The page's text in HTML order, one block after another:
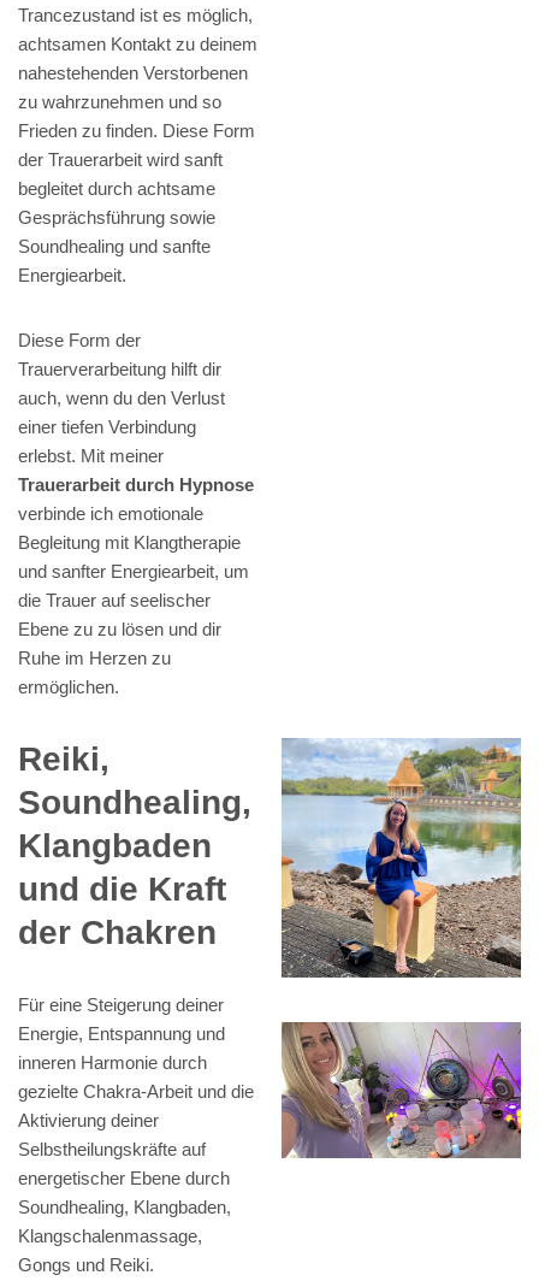
Trancezustand ist es möglich,
achtsamen Kontakt zu deinem
nahestehenden Verstorbenen
zu wahrzunehmen und so
Frieden zu finden. Diese Form
der Trauerarbeit wird sanft
begleitet durch achtsame
Gesprächsführung sowie
Soundhealing und sanfte
Energiearbeit.
Diese Form der
Trauerverarbeitung hilft dir
auch, wenn du den Verlust
einer tiefen Verbindung
erlebst. Mit meiner
Trauerarbeit durch Hypnose
verbinde ich emotionale
Begleitung mit Klangtherapie
und sanfter Energiearbeit, um
die Trauer auf seelischer
Ebene zu zu lösen und dir
Ruhe im Herzen zu
ermöglichen.
Reiki,
Soundhealing,
Klangbaden
und die Kraft
der Chakren
Für eine Steigerung deiner
Energie, Entspannung und
inneren Harmonie durch
gezielte Chakra-Arbeit und die
Aktivierung deiner
Selbstheilungskräfte auf
energetischer Ebene durch
Soundhealing, Klangbaden,
Klangschalenmassage,
Gongs und Reiki.